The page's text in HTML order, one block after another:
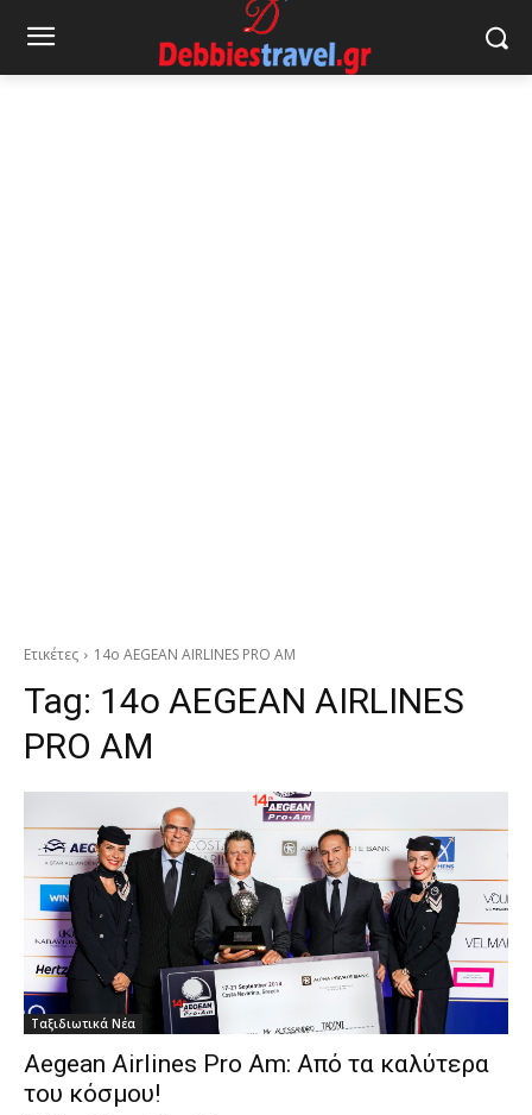
Ετικέτες 14o AEGEAN AIRLINES PRO AM
Tag: 14o AEGEAN AIRLINES
PRO AM
Ταξιδιωτικά Νέα
Aegean Airlines Pro Am: Από τα καλύτερα
του κόσμου!